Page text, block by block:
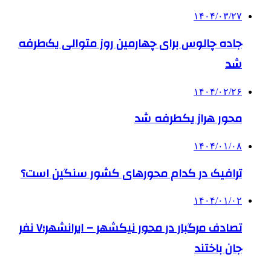
۱۴۰۴/۰۳/۲۷
جاده چالوس برای چهارمین روز متوالی یک‌طرفه
شد
۱۴۰۴/۰۲/۲۶
محور هراز یکطرفه شد
۱۴۰۴/۰۱/۰۸
ترافیک در کدام محورهای کشور سنگین است؟
۱۴۰۴/۰۱/۰۲
تصادف مرگبار در محور نیکشهر – ایرانشهر؛۷ نفر
جان باختند